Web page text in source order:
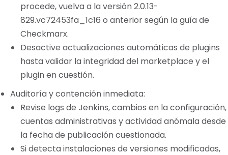
procede, vuelva a la versión 2.0.13-
829.vc72453fa_1c16 o anterior según la guía de
Checkmarx.
Desactive actualizaciones automáticas de plugins
hasta validar la integridad del marketplace y el
plugin en cuestión.
Auditoría y contención inmediata:
Revise logs de Jenkins, cambios en la configuración,
cuentas administrativas y actividad anómala desde
la fecha de publicación cuestionada.
Si detecta instalaciones de versiones modificadas,